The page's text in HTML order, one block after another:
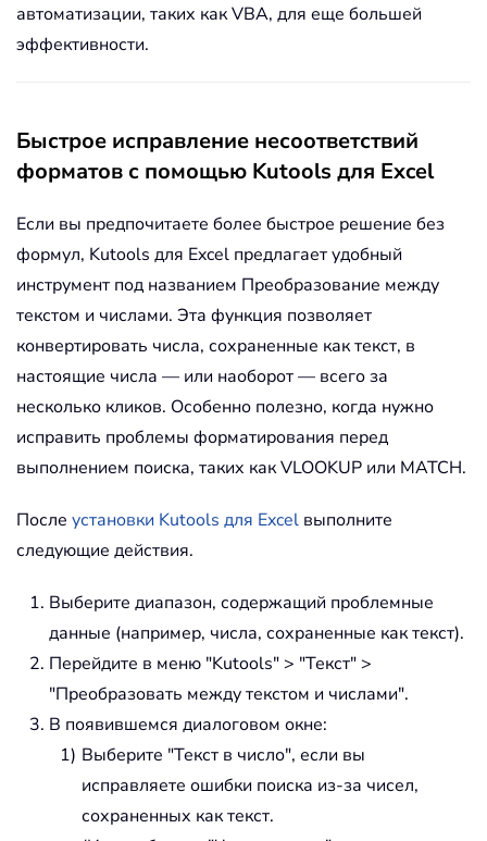
автоматизации, таких как VBA, для еще большей
эффективности.
Быстрое исправление несоответствий
форматов с помощью Kutools для Excel
Если вы предпочитаете более быстрое решение без
формул, Kutools для Excel предлагает удобный
инструмент под названием Преобразование между
текстом и числами. Эта функция позволяет
конвертировать числа, сохраненные как текст, в
настоящие числа — или наоборот — всего за
несколько кликов. Особенно полезно, когда нужно
исправить проблемы форматирования перед
выполнением поиска, таких как VLOOKUP или MATCH.
После установки Kutools для Excel выполните
следующие действия.
Выберите диапазон, содержащий проблемные
данные (например, числа, сохраненные как текст).
Перейдите в меню "Kutools" > "Текст" >
"Преобразовать между текстом и числами".
В появившемся диалоговом окне:
Выберите "Текст в число", если вы
исправляете ошибки поиска из-за чисел,
сохраненных как текст.